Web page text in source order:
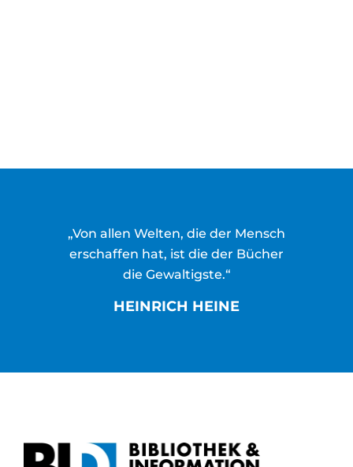
„Von allen Welten, die der Mensch
erschaffen hat, ist die der Bücher
die Gewaltigste.“
HEINRICH HEINE